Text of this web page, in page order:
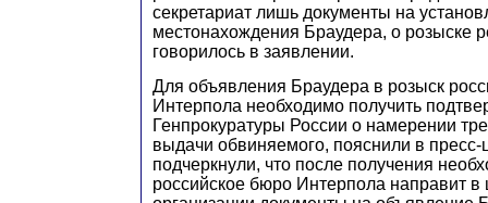
секретариат лишь документы на
местонахождения Браудера, о розыске
говорилось в заявлении.
Для объявления Браудера в розыск
Интерпола необходимо получить
Генпрокуратуры России о намерении
выдачи обвиняемого, пояснили в пресс-
подчеркнули, что после получения
российское бюро Интерпола направит